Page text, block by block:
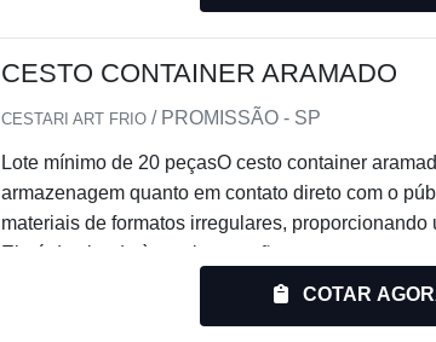
CESTO CONTAINER ARAMADO
CESTARI ART FRIO / PROMISSÃO - SP
Lote mínimo de 20 peçasO cesto container
armazenagem quanto em contato direto com o
materiais de formatos irregulares, proporcionando
Ele é destinado à movimentação e armazenagem
estabelecimentos comerciais diversos. O
COTAR